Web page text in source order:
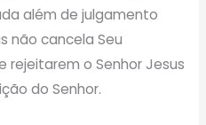
além de julgamento
não cancela Seu
rejeitarem o Senhor Jesus
do Senhor.